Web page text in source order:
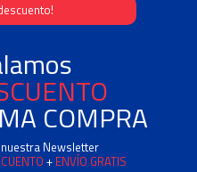
COMPRA
nuestra Newsletter
+ ENVÍO GRATIS